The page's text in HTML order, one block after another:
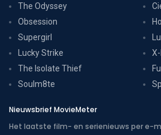
The Odyssey
Obsession
Supergirl
Lucky Strike
The Isolate Thief
Soulm8te
Nieuwsbrief MovieMeter
Het laatste film- en serienieuws per e-